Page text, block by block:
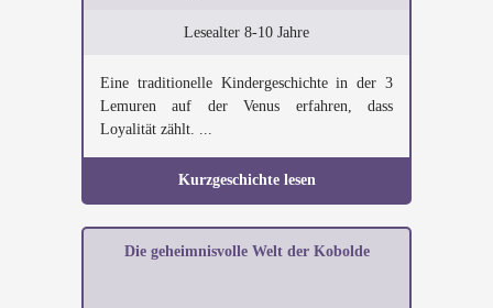
Lesealter 8-10 Jahre
Eine traditionelle Kindergeschichte in der 3
Lemuren auf der Venus erfahren, dass
Loyalität zählt. ...
Kurzgeschichte lesen
Die geheimnisvolle Welt der Kobolde